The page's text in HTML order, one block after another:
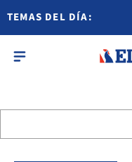
TEMAS DEL DÍA: